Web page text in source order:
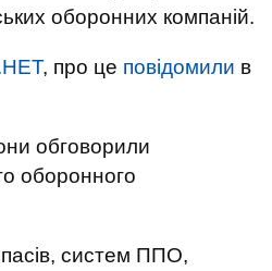
оборонних компаній.
, про це повідомили в
обговорили
оборонного
систем ППО,